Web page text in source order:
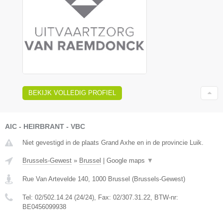
BEKIJK VOLLEDIG PROFIEL
AIC - HEIRBRANT - VBC
Niet gevestigd in de plaats Grand Axhe en in de provincie Luik.
Brussels-Gewest » Brussel | Google maps ▼
Rue Van Artevelde 140 1000 Brussel (Brussels-Gewest)
Tel: 02/502.14.24 (24/24) , Fax: 02/307.31.22 , BTW-nr:
BE0456099938